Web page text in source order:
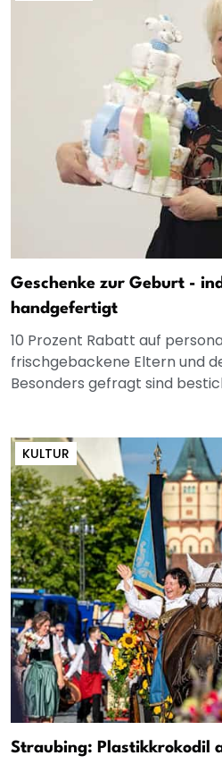
Geschenke zur Geburt -
handgefertigt
10 Prozent Rabatt auf
frischgebackene Eltern und
Besonders gefragt sind
KULTUR
Straubing: Plastikkrokodil